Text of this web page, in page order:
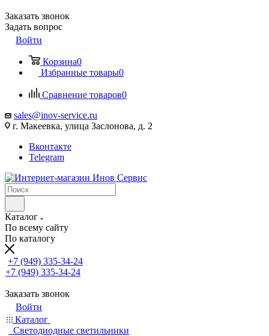
Заказать звонок
Задать вопрос
Войти
Корзина0
Избранные товары0
Сравнение товаров0
sales@inov-service.ru
г. Макеевка, улица Заслонова, д. 2
Вконтакте
Telegram
Каталог
По всему сайту
По каталогу
+7 (949) 335-34-24
+7 (949) 335-34-24
Заказать звонок
Войти
Каталог
Светодиодные светильники